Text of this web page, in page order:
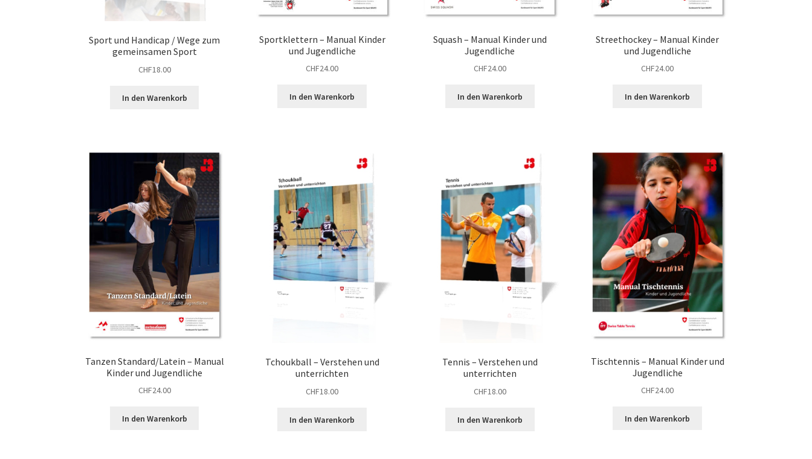
Sport und Handicap / Wege zum
gemeinsamen Sport
CHF18.00
In den Warenkorb
Sportklettern – Manual Kinder
und Jugendliche
CHF24.00
In den Warenkorb
Squash – Manual Kinder und
Jugendliche
CHF24.00
In den Warenkorb
Streethockey – Manual Kinder
und Jugendliche
CHF24.00
In den Warenkorb
Tanzen Standard/Latein – Manual
Kinder und Jugendliche
CHF24.00
In den Warenkorb
Tchoukball – Verstehen und
unterrichten
CHF18.00
In den Warenkorb
Tennis – Verstehen und
unterrichten
CHF18.00
In den Warenkorb
Tischtennis – Manual Kinder und
Jugendliche
CHF24.00
In den Warenkorb